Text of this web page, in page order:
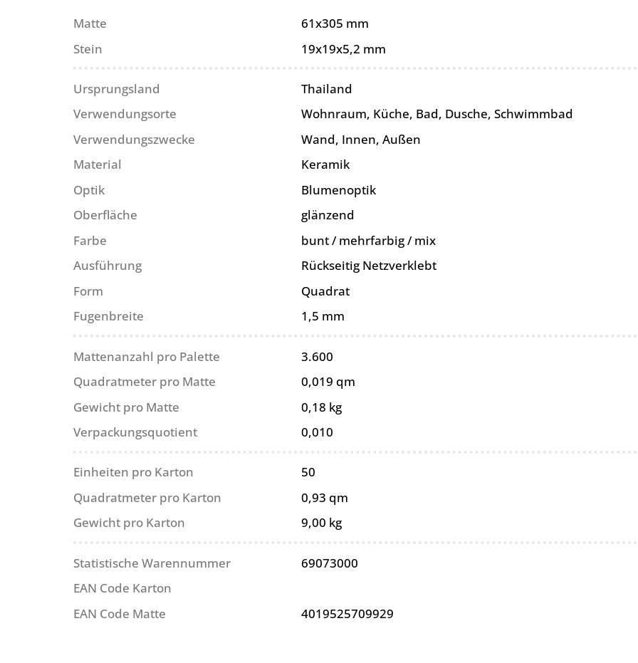
Matte
61x305 mm
Stein
19x19x5,2 mm
Ursprungsland
Thailand
Verwendungsorte
Wohnraum, Küche, Bad, Dusche, Schwimmbad
Verwendungszwecke
Wand, Innen, Außen
Material
Keramik
Optik
Blumenoptik
Oberfläche
glänzend
Farbe
bunt / mehrfarbig / mix
Ausführung
Rückseitig Netzverklebt
Form
Quadrat
Fugenbreite
1,5 mm
Mattenanzahl pro Palette
3.600
Quadratmeter pro Matte
0,019 qm
Gewicht pro Matte
0,18 kg
Verpackungsquotient
0,010
Einheiten pro Karton
50
Quadratmeter pro Karton
0,93 qm
Gewicht pro Karton
9,00 kg
Statistische Warennummer
69073000
EAN Code Karton
EAN Code Matte
4019525709929